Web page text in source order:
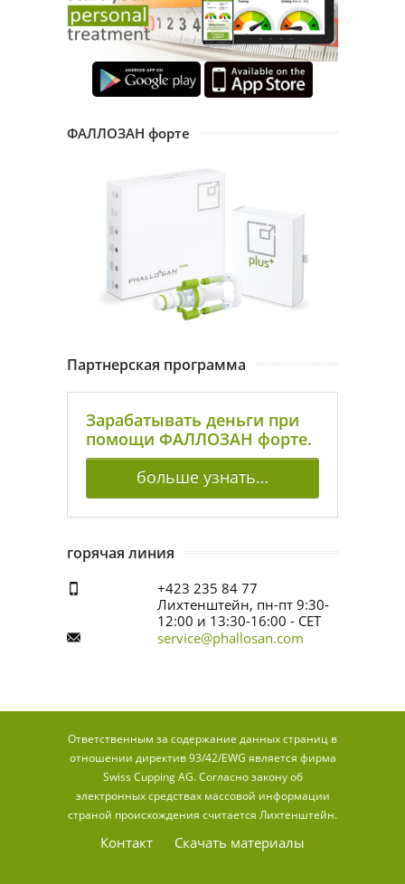
ФАЛЛОЗАН форте
Партнерская программа
Зарабатывать деньги при
помощи ФАЛЛОЗАН форте.
больше узнать…
горячая линия
+423 235 84 77
Лихтенштейн, пн-пт 9:30-
12:00 и 13:30-16:00 - CET
service@phallosan.com
Ответственным за содержание данных страниц в
отношении директив 93/42/EWG является фирма
Swiss Cupping AG. Согласно закону об
электронных средствах массовой информации
страной происхождения считается Лихтенштейн.
Контакт Скачать материалы